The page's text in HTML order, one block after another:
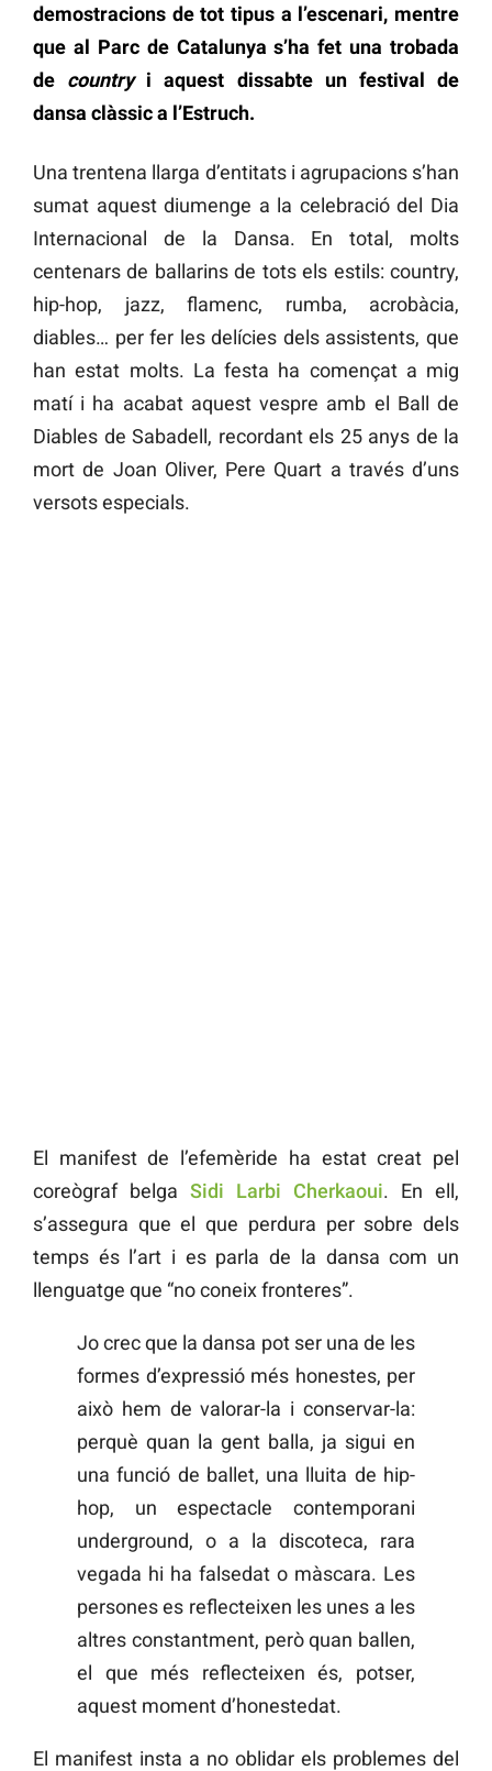
demostracions de tot tipus a l’escenari, mentre
que al Parc de Catalunya s’ha fet una trobada
de countryi aquest dissabte un festival de
dansa clàssic a l’Estruch.
Una trentena llarga d’entitats i agrupacions s’han
sumat aquest diumenge a la celebració del Dia
Internacional de la Dansa. En total, molts
centenars de ballarins de tots els estils: country,
hip-hop, jazz, flamenc, rumba, acrobàcia,
diables… per fer les delícies dels assistents, que
han estat molts. La festa ha començat a mig
matí i ha acabat aquest vespre amb el Ball de
Diables de Sabadell, recordant els 25 anys de la
mort de Joan Oliver, Pere Quart a través d’uns
versots especials.
El manifest de l’efemèride ha estat creat pel
coreògraf belga Sidi Larbi Cherkaoui. En ell,
s’assegura que el que perdura per sobre dels
temps és l’art i es parla de la dansa com un
llenguatge que “no coneix fronteres”.
Jo crec que la dansa pot ser una de les
formes d’expressió més honestes, per
això hem de valorar-la i conservar-la:
perquè quan la gent balla, ja sigui en
una funció de ballet, una lluita de hip-
hop, un espectacle contemporani
underground, o a la discoteca, rara
vegada hi ha falsedat o màscara. Les
persones es reflecteixen les unes a les
altres constantment, però quan ballen,
el que més reflecteixen és, potser,
aquest moment d’honestedat.
El manifest insta a no oblidar els problemes del